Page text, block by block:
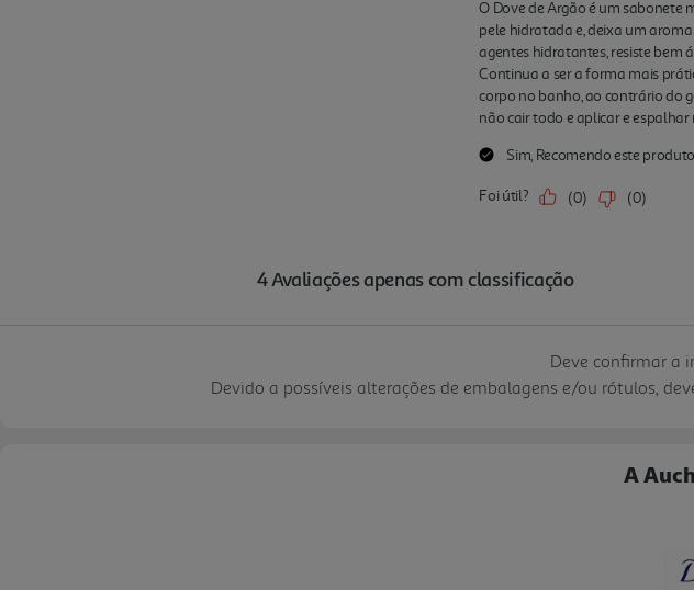
Deve confirmar a
Devido a possíveis alterações de embalagens e/ou rótulos,
A